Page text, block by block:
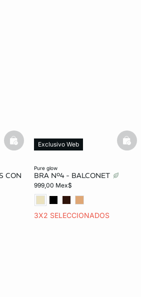
CON
basketfull
pure glow
BRA Nº4 - BALCONET
999,00 Mex$
3X2 SELECCIONADOS
Exclusivo Web